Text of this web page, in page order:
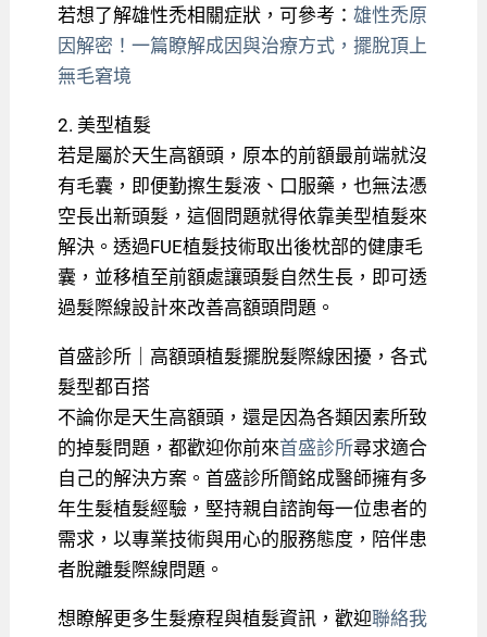
若想了解雄性禿相關症狀，可參考：雄性禿原
因解密！一篇瞭解成因與治療方式，擺脫頂上
無毛窘境
2. 美型植髮
若是屬於天生高額頭，原本的前額最前端就沒
有毛囊，即便勤擦生髮液、口服藥，也無法憑
空長出新頭髮，這個問題就得依靠美型植髮來
解決。透過FUE植髮技術取出後枕部的健康毛
囊，並移植至前額處讓頭髮自然生長，即可透
過髮際線設計來改善高額頭問題。
首盛診所｜高額頭植髮擺脫髮際線困擾，各式
髮型都百搭
不論你是天生高額頭，還是因為各類因素所致
的掉髮問題，都歡迎你前來首盛診所尋求適合
自己的解決方案。首盛診所簡銘成醫師擁有多
年生髮植髮經驗，堅持親自諮詢每一位患者的
需求，以專業技術與用心的服務態度，陪伴患
者脫離髮際線問題。
想瞭解更多生髮療程與植髮資訊，歡迎聯絡我